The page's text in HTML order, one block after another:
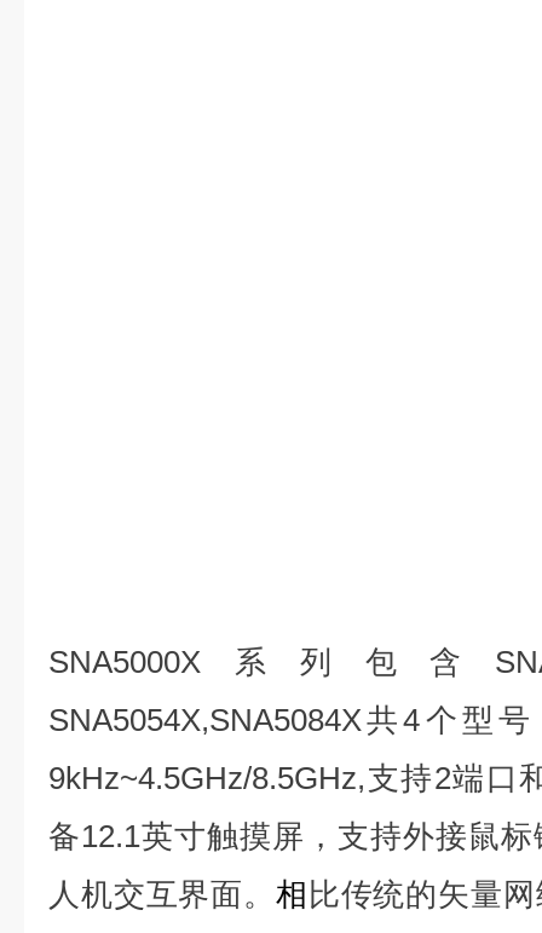
SNA5000X系列 包含
SNA5054X,SNA5084X共4个型
9kHz~4.5GHz/8.5GHz,支持2端口
备12.1英寸触摸屏，支持外接鼠
人机交互界面。 相 比传统的矢量